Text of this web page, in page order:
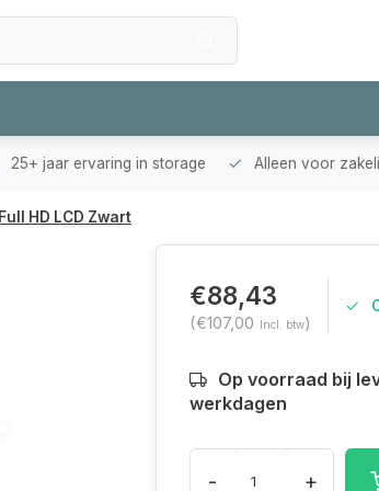
25+ jaar ervaring in storage Alleen voor
HD LCD Zwart
€88,43
(€107,00 Incl. btw)
Op voorraad bij
werkdagen
- +